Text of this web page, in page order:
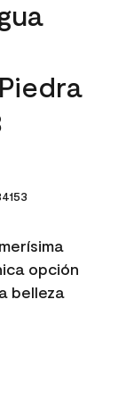
opción
belleza